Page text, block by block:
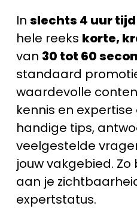
Inslechts 4 uur tijd
hele reeks korte,
van 30 tot 60
standaard
waardevolle
kennis en
handige tips,
veelgestelde
jouw vakgebied.
aan je
expertstatus.